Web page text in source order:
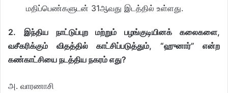
மதிப்பெண்களுடன் 31ஆவது இடத்தில் உள்ளது.
2.
இந்திய நாட்டுப்புற மற்றும் பழங்குடியினக் கலைகளை,
வசீகரிக்கும் விதத்தில் காட்சிப்படுத்தும், “ஹுனார்” என்ற
கண்காட்சியை நடத்திய நகரம் எது?
அ. வாரணாசி